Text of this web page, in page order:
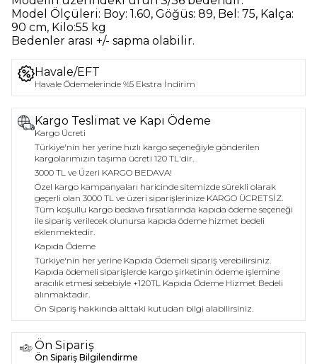
Model Ölçüleri: Boy: 1.60, Göğüs: 89, Bel: 75, Kalça:
90 cm, Kilo:55 kg
Bedenler arası +/- sapma olabilir.
Havale/EFT
Havale Ödemelerinde %5 Ekstra İndirim
Kargo Teslimat ve Kapı Ödeme
Kargo Ücreti
Türkiye'nin her yerine hızlı kargo seçeneğiyle gönderilen
kargolarımızın taşıma ücreti 120 TL'dir.
3000 TL ve Üzeri KARGO BEDAVA!
Özel kargo kampanyaları haricinde sitemizde sürekli olarak
geçerli olan 3000 TL ve üzeri siparişlerinize KARGO ÜCRETSİZ.
Tüm koşullu kargo bedava fırsatlarında kapıda ödeme seçeneği
ile sipariş verilecek olunursa kapıda ödeme hizmet bedeli
eklenmektedir.
Kapıda Ödeme
Türkiye'nin her yerine Kapıda Ödemeli sipariş verebilirsiniz.
Kapıda ödemeli siparişlerde kargo şirketinin ödeme işlemine
aracılık etmesi sebebiyle +120TL Kapıda Ödeme Hizmet Bedeli
alınmaktadır.
Ön Sipariş hakkında alttaki kutudan bilgi alabilirsiniz.
Ön Sipariş
Ön Sipariş Bilgilendirme